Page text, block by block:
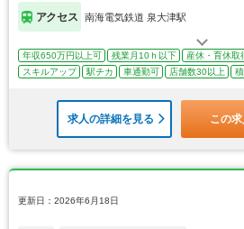
アクセス 南海電気鉄道 泉大津駅
年収650万円以上可 残業月10ｈ以下 産休・育休取
スキルアップ
駅チカ 車通勤可 店舗数30以上
求人の詳細を見る この
更新日：2026年6月18日